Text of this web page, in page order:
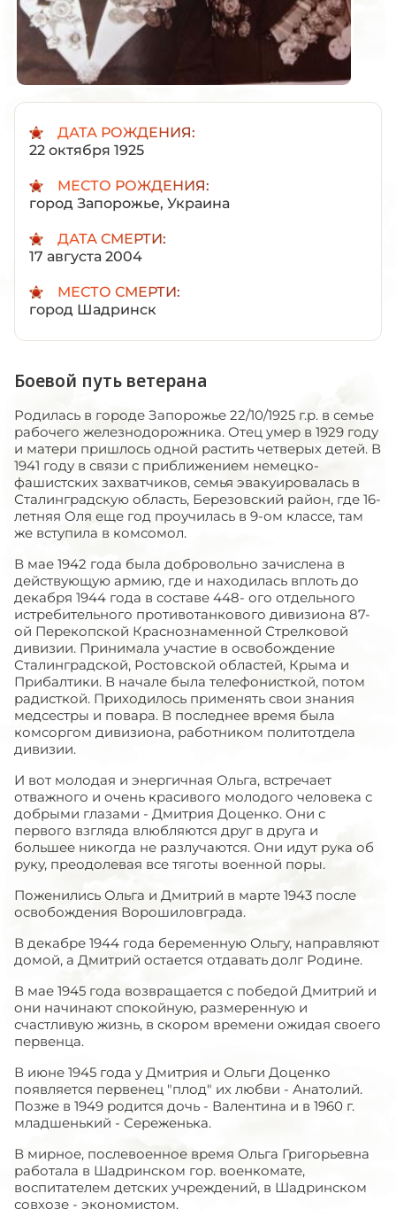
ДАТА РОЖДЕНИЯ:
22 октября 1925
МЕСТО РОЖДЕНИЯ:
город Запорожье, Украина
ДАТА СМЕРТИ:
17 августа 2004
МЕСТО СМЕРТИ:
город Шадринск
Боевой путь ветерана
Родилась в городе Запорожье 22/10/1925 г.р. в семье
рабочего железнодорожника. Отец умер в 1929 году
и матери пришлось одной растить четверых детей. В
1941 году в связи с приближением немецко-
фашистских захватчиков, семья эвакуировалась в
Сталинградскую область, Березовский район, где 16-
летняя Оля еще год проучилась в 9-ом классе, там
же вступила в комсомол.
В мае 1942 года была добровольно зачислена в
действующую армию, где и находилась вплоть до
декабря 1944 года в составе 448- ого отдельного
истребительного противотанкового дивизиона 87-
ой Перекопской Краснознаменной Стрелковой
дивизии. Принимала участие в освобождение
Сталинградской, Ростовской областей, Крыма и
Прибалтики. В начале была телефонисткой, потом
радисткой. Приходилось применять свои знания
медсестры и повара. В последнее время была
комсоргом дивизиона, работником политотдела
дивизии.
И вот молодая и энергичная Ольга, встречает
отважного и очень красивого молодого человека с
добрыми глазами - Дмитрия Доценко. Они с
первого взгляда влюбляются друг в друга и
большее никогда не разлучаются. Они идут рука об
руку, преодолевая все тяготы военной поры.
Поженились Ольга и Дмитрий в марте 1943 после
освобождения Ворошиловграда.
В декабре 1944 года беременную Ольгу, направляют
домой, а Дмитрий остается отдавать долг Родине.
В мае 1945 года возвращается с победой Дмитрий и
они начинают спокойную, размеренную и
счастливую жизнь, в скором времени ожидая своего
первенца.
В июне 1945 года у Дмитрия и Ольги Доценко
появляется первенец "плод" их любви - Анатолий.
Позже в 1949 родится дочь - Валентина и в 1960 г.
младшенький - Сереженька.
В мирное, послевоенное время Ольга Григорьевна
работала в Шадринском гор. военкомате,
воспитателем детских учреждений, в Шадринском
совхозе - экономистом.